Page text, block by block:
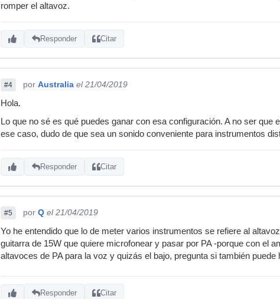
romper el altavoz.
Responder Citar
#4 por Australia el 21/04/2019
Hola.
Lo que no sé es qué puedes ganar con esa configuración. A no ser
ese caso, dudo de que sea un sonido conveniente para instrumentos
Responder Citar
#5 por Q el 21/04/2019
Yo he entendido que lo de meter varios instrumentos se refiere al
guitarra de 15W que quiere microfonear y pasar por PA -porque con el
altavoces de PA para la voz y quizás el bajo, pregunta si también
Responder Citar